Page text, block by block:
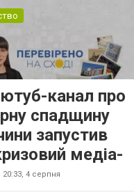
канал про
спадщину
запустив
медіа-
20:33, 4 серпня